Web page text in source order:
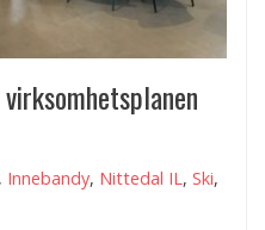
Innebandy, Nittedal IL , Ski,